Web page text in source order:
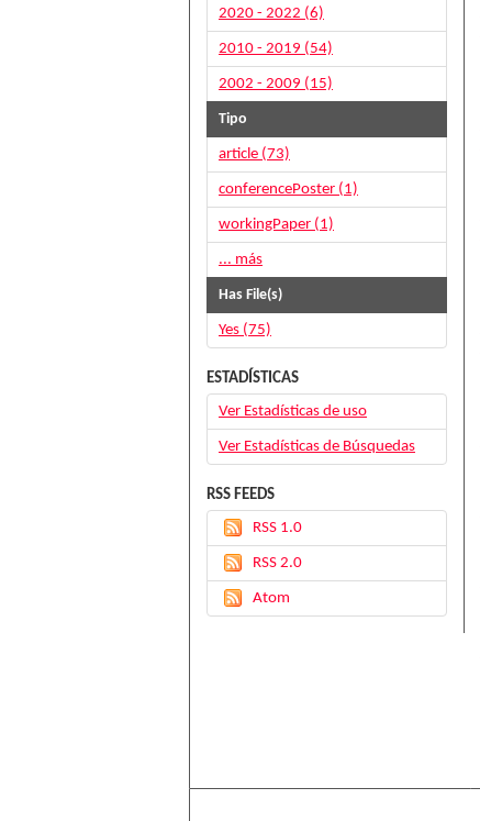
2020 - 2022 (6)
2010 - 2019 (54)
2002 - 2009 (15)
Tipo
article (73)
conferencePoster (1)
workingPaper (1)
... más
Has File(s)
Yes (75)
ESTADÍSTICAS
Ver Estadísticas de uso
Ver Estadísticas de Búsquedas
RSS FEEDS
RSS 1.0
RSS 2.0
Atom